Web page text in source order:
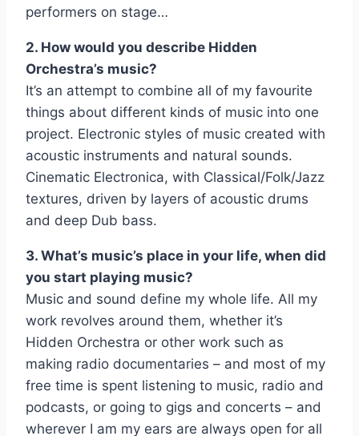
performers on stage…
2. How would you describe Hidden
Orchestra’s music?
It’s an attempt to combine all of my favourite
things about different kinds of music into one
project. Electronic styles of music created with
acoustic instruments and natural sounds.
Cinematic Electronica, with Classical/Folk/Jazz
textures, driven by layers of acoustic drums
and deep Dub bass.
3. What’s music’s place in your life, when did
you start playing music?
Music and sound define my whole life. All my
work revolves around them, whether it’s
Hidden Orchestra or other work such as
making radio documentaries – and most of my
free time is spent listening to music, radio and
podcasts, or going to gigs and concerts – and
wherever I am my ears are always open for all